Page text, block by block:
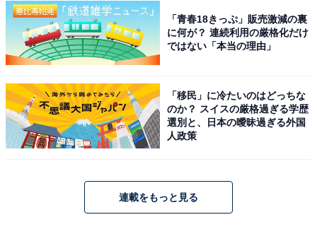
「青春18きっぷ」販売激減の裏
に何が？ 連続利用の厳格化だけ
ではない「本当の理由」
「移民」に冷たいのはどっちな
のか？ スイスの厳格過ぎる学歴
選別と、日本の曖昧過ぎる外国
人政策
連載をもっと見る